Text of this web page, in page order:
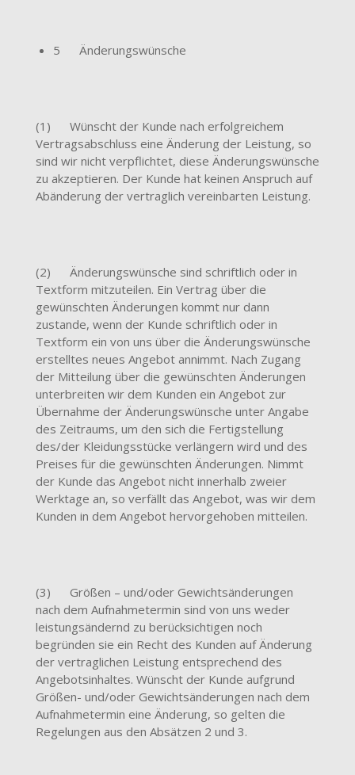
5 Änderungswünsche
(1) Wünscht der Kunde nach erfolgreichem
Vertragsabschluss eine Änderung der Leistung, so
sind wir nicht verpflichtet, diese Änderungswünsche
zu akzeptieren. Der Kunde hat keinen Anspruch auf
Abänderung der vertraglich vereinbarten Leistung.
(2) Änderungswünsche sind schriftlich oder in
Textform mitzuteilen. Ein Vertrag über die
gewünschten Änderungen kommt nur dann
zustande, wenn der Kunde schriftlich oder in
Textform ein von uns über die Änderungswünsche
erstelltes neues Angebot annimmt. Nach Zugang
der Mitteilung über die gewünschten Änderungen
unterbreiten wir dem Kunden ein Angebot zur
Übernahme der Änderungswünsche unter Angabe
des Zeitraums, um den sich die Fertigstellung
des/der Kleidungsstücke verlängern wird und des
Preises für die gewünschten Änderungen. Nimmt
der Kunde das Angebot nicht innerhalb zweier
Werktage an, so verfällt das Angebot, was wir dem
Kunden in dem Angebot hervorgehoben mitteilen.
(3) Größen – und/oder Gewichtsänderungen
nach dem Aufnahmetermin sind von uns weder
leistungsändernd zu berücksichtigen noch
begründen sie ein Recht des Kunden auf Änderung
der vertraglichen Leistung entsprechend des
Angebotsinhaltes. Wünscht der Kunde aufgrund
Größen- und/oder Gewichtsänderungen nach dem
Aufnahmetermin eine Änderung, so gelten die
Regelungen aus den Absätzen 2 und 3.